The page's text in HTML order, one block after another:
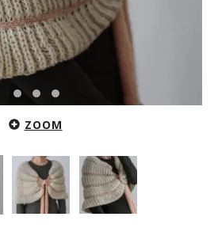
ZOOM